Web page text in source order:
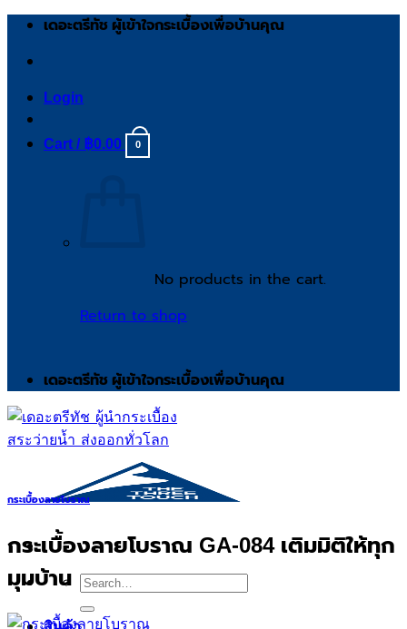
Skip
content
เดอะตรีทัช ผู้เข้าใจกระเบื้องเพื่อบ้านคุณ
Login
Cart / ฿0.00 0
No products in the cart.
Return to shop
เดอะตรีทัช ผู้เข้าใจกระเบื้องเพื่อบ้านคุณ
Search
for:
กระเบื้องลายโบราณ
กระเบื้องลายโบราณ GA-084 เติมมิติให้ทุก
มุมบ้าน